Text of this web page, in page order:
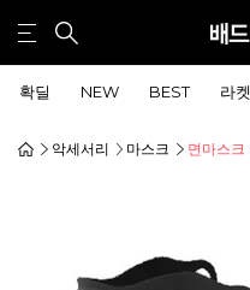
확딜 NEW BEST 라켓
악세서리 마스크 면마스크